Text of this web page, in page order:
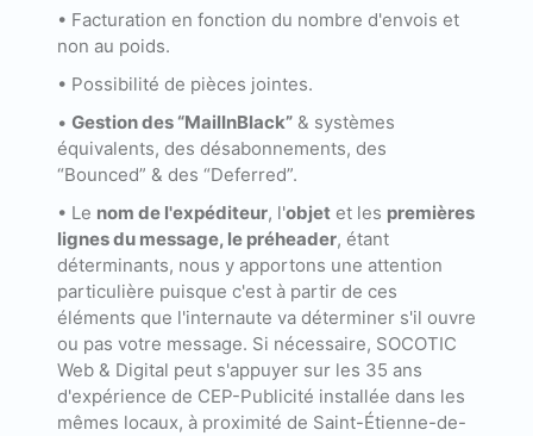
• Facturation en fonction du nombre d'envois et
non au poids.
• Possibilité de pièces jointes.
• Gestion des “MailInBlack”& systèmes
équivalents, des désabonnements, des
“Bounced” & des “Deferred”.
• Le nom de l'expéditeur, l'objetet les premières
lignes du message, le préheader, étant
déterminants, nous y apportons une attention
particulière puisque c'est à partir de ces
éléments que l'internaute va déterminer s'il ouvre
ou pas votre message. Si nécessaire, SOCOTIC
Web & Digital peut s'appuyer sur les 35 ans
d'expérience de CEP-Publicité installée dans les
mêmes locaux, à proximité de Saint-Étienne-de-